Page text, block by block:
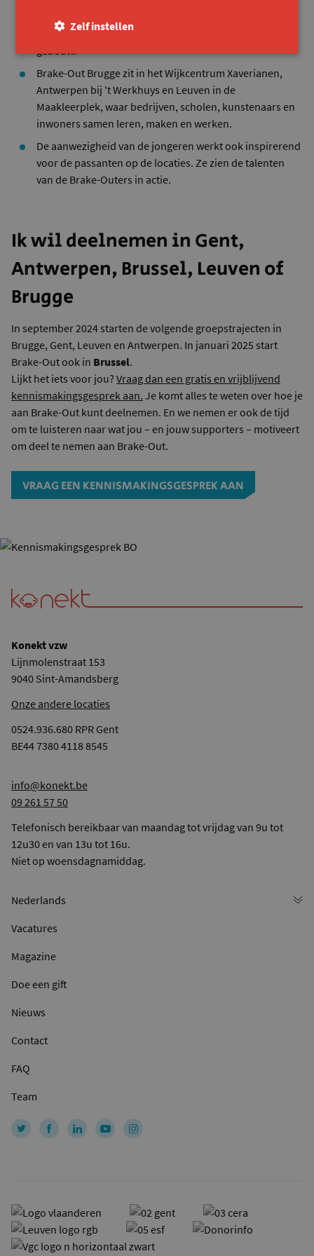
Outers een actieve rol opnemen bij één van de
organisaties. Of meedraaien op activiteiten in het
gebouw.
Brake-Out Brugge zit in het Wijkcentrum Xaverianen,
Antwerpen bij 't Werkhuys en Leuven in de
Maakleerplek, waar bedrijven, scholen, kunstenaars en
inwoners samen leren, maken en werken.
De aanwezigheid van de jongeren werkt ook inspirerend
voor de passanten op de locaties. Ze zien de talenten
van de Brake-Outers in actie.
Ik wil deelnemen in Gent,
Antwerpen, Brussel, Leuven of
Brugge
In september 2024 starten de volgende groepstrajecten in
Brugge, Gent, Leuven en Antwerpen. In januari 2025 start
Brake-Out ook in Brussel.
Lijkt het iets voor jou? Vraag dan een gratis en vrijblijvend
kennismakingsgesprek aan. Je komt alles te weten over hoe je
aan Brake-Out kunt deelnemen. En we nemen er ook de tijd
om te luisteren naar wat jou – en jouw supporters – motiveert
om deel te nemen aan Brake-Out.
VRAAG EEN KENNISMAKINGSGESPREK AAN
Konekt vzw
Lijnmolenstraat 153
9040 Sint-Amandsberg
Onze andere locaties
0524.936.680 RPR Gent
BE44 7380 4118 8545
info@konekt.be
09 261 57 50
Telefonisch bereikbaar van maandag tot vrijdag van 9u tot
12u30 en van 13u tot 16u.
Niet op woensdagnamiddag.
Vacatures
Magazine
Doe een gift
Nieuws
Contact
FAQ
Team
Zelf instellen